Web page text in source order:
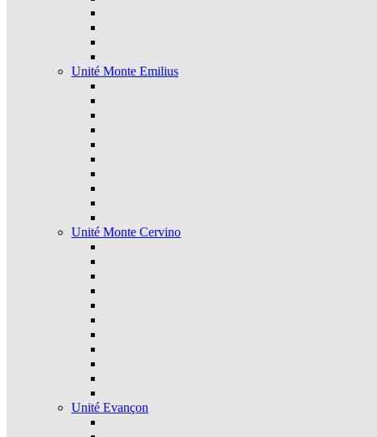
Unité Monte Emilius
Unité Monte Cervino
Unité Evançon